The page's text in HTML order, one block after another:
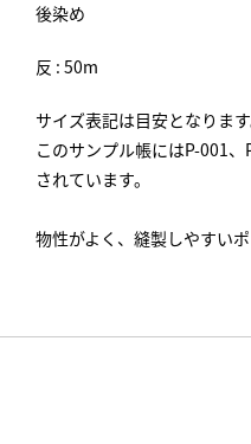
後染め
反 : 50m
サイズ表記は目安となります
このサンプル帳にはP-001
されています。
物性がよく、縫製しやすい